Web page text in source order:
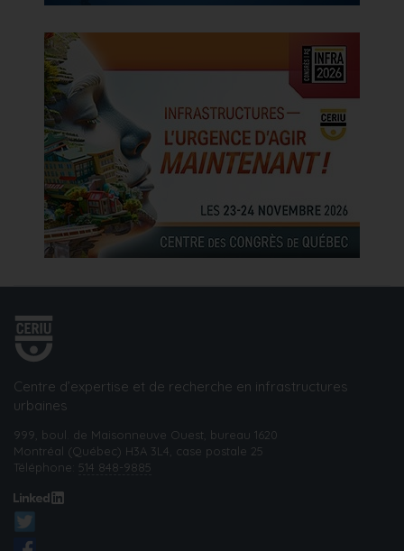
Centre d’expertise et de recherche en infrastructures
urbaines
999, boul. de Maisonneuve Ouest, bureau 1620
Montréal (Québec) H3A 3L4, case postale 25
Téléphone: 514 848-9885